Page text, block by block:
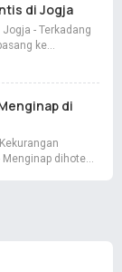
di Jogja
- Terkadang
ke…
di
Menginap dihote…